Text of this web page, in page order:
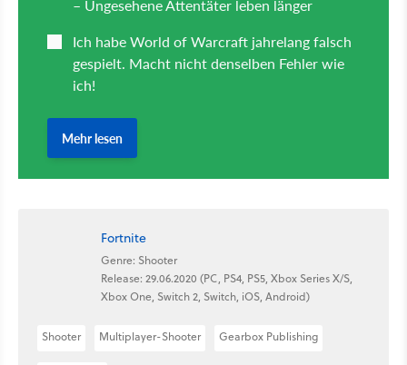
Fortnite
Genre: Shooter
Release: 29.06.2020 (PC, PS4, PS5, Xbox Series X/S,
Xbox One, Switch 2, Switch, iOS, Android)
Shooter Multiplayer-Shooter Gearbox Publishing